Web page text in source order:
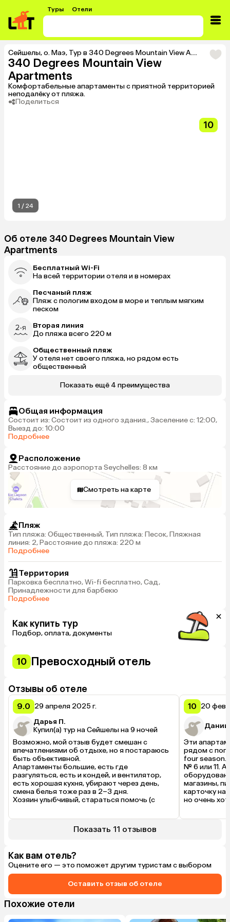
Туры Отели
Сейшелы,о. Маэ, Тур в 340 Degrees Mountain View Apartments
340 Degrees Mountain View
Apartments
Комфортабельные апартаменты с приятной территорией
неподалёку от пляжа.
Поделиться
10
1 / 24
Об отеле 340 Degrees Mountain View
Apartments
Бесплатный Wi-Fi
На всей территории отеля и в номерах
Песчаный пляж
Пляж с пологим входом в море и теплым мягким
песком
Вторая линия
До пляжа всего 220 м
Общественный пляж
У отеля нет своего пляжа, но рядом есть
общественный
Показать ещё 4 преимущества
Общая информация
Состоит из: Состоит из одного здания., Заселение с: 12:00,
Выезд до: 10:00
Подробнее
Расположение
Расстояние до аэропорта Seychelles: 8 км
Смотреть на карте
Пляж
Тип пляжа: Общественный, Тип пляжа: Песок, Пляжная
линия: 2, Расстояние до пляжа: 220 м
Подробнее
Территория
Парковка бесплатно, Wi-fi бесплатно, Сад,
Принадлежности для барбекю
Подробнее
Как купить тур
Подбор, оплата, документы
10 Превосходный отель
Отзывы об отеле
9.0 29 апреля 2025 г.
Дарья П.
Купил(а) тур на Сейшелы на 9 ночей
Возможно, мой отзыв будет смешан с
впечатлениями об отдыхе, но я постараюсь
быть объективной.
Апартаменты большие, есть где
разгуляться, есть и кондей, и вентилятор,
есть хорошая кухня, убирают через день,
смена белья тоже раз в 2–3 дня.
Хозяин улыбчивый, стараться помочь (с
незначительные, поэтому я их укажу, чтобы
не было негодования.
нашего пребывания, и он ловил еле-еле
только на балконе (обещание исправить так
и осталось обещанием).
В номере нет рыльно-мыльного, но мы знали
всех номерах).
10 20
Эти
рядом с
four season.
№ 6 или 11.
магазины,
карточку на
но очень
Показать 11 отзывов
Как вам отель?
Оцените его — это поможет другим туристам с выбором
Оставить отзыв об отеле
Похожие отели